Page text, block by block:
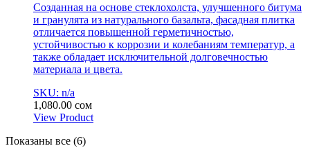
Созданная на основе стеклохолста, улучшенного битума
и гранулята из натурального базальта, фасадная плитка
отличается повышенной герметичностью,
устойчивостью к коррозии и колебаниям температур, а
также обладает исключительной долговечностью
материала и цвета.
SKU: n/a
1,080.00 сом
View Product
Показаны все (6)